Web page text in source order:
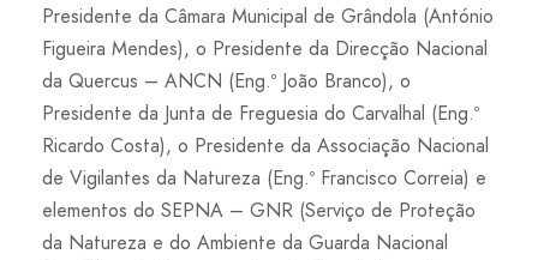
Presidente da Câmara Municipal de Grândola (António
Figueira Mendes), o Presidente da Direcção Nacional
da Quercus – ANCN (Eng.º João Branco), o
Presidente da Junta de Freguesia do Carvalhal (Eng.º
Ricardo Costa), o Presidente da Associação Nacional
de Vigilantes da Natureza (Eng.º Francisco Correia) e
elementos do SEPNA – GNR (Serviço de Proteção
da Natureza e do Ambiente da Guarda Nacional